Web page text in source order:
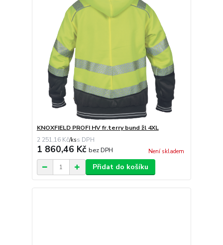
KNOXFIELD PROFI HV fr.terry bund žl 4XL
2 251,16 Kč/ks
1 860,46 Kč bez DPH Není skladem
Přidat do košíku